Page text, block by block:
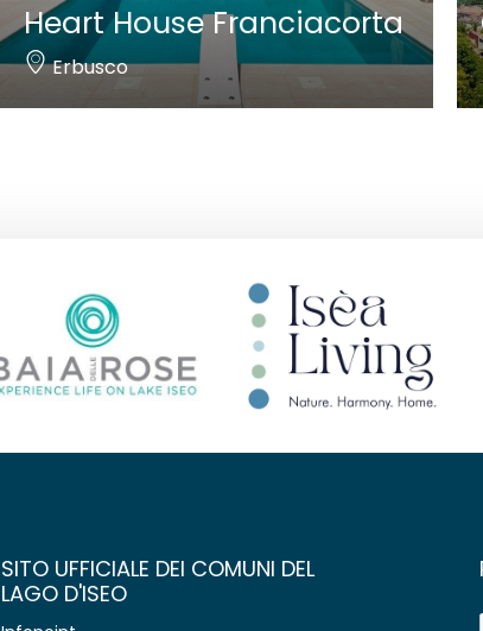
Heart House Franciacorta
Erbusco
SITO UFFICIALE DEI COMUNI DEL
LAGO D'ISEO